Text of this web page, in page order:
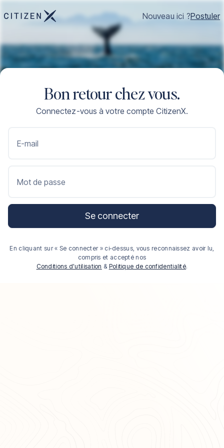
Nouveau ici ?Postuler
Bon retour chez vous.
Connectez-vous à votre compte CitizenX.
E-mail
Mot de passe
Se connecter
En cliquant sur « Se connecter » ci-dessus, vous reconnaissez avoir lu,
compris et accepté nos
Conditions d'utilisation & Politique de confidentialité.